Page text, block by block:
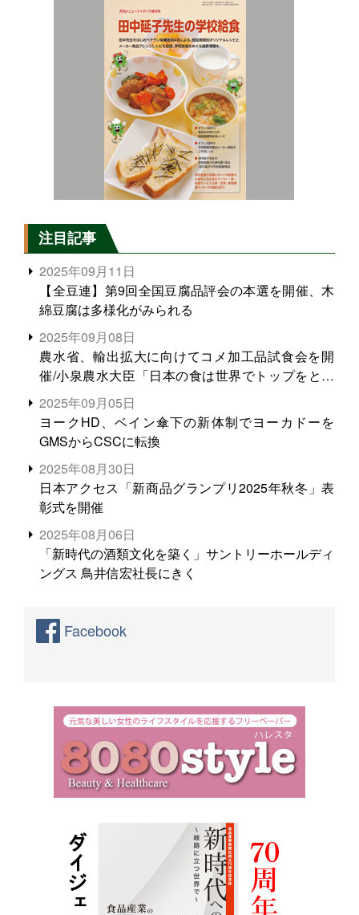
注目記事
2025年09月11日
【全豆連】第9回全国豆腐品評会の本選を開催、木
綿豆腐は多様化がみられる
2025年09月08日
農水省、輸出拡大に向けてコメ加工品試食会を開
催/小泉農水大臣「日本の食は世界でトップをとれ
る。米増産に向けて、米輸出需要の拡大を」
2025年09月05日
ヨークHD、ベイン傘下の新体制でヨーカドーを
GMSからCSCに転換
2025年08月30日
日本アクセス「新商品グランプリ2025年秋冬」表
彰式を開催
2025年08月06日
「新時代の酒類文化を築く」サントリーホールディ
ングス 鳥井信宏社長にきく
Facebook